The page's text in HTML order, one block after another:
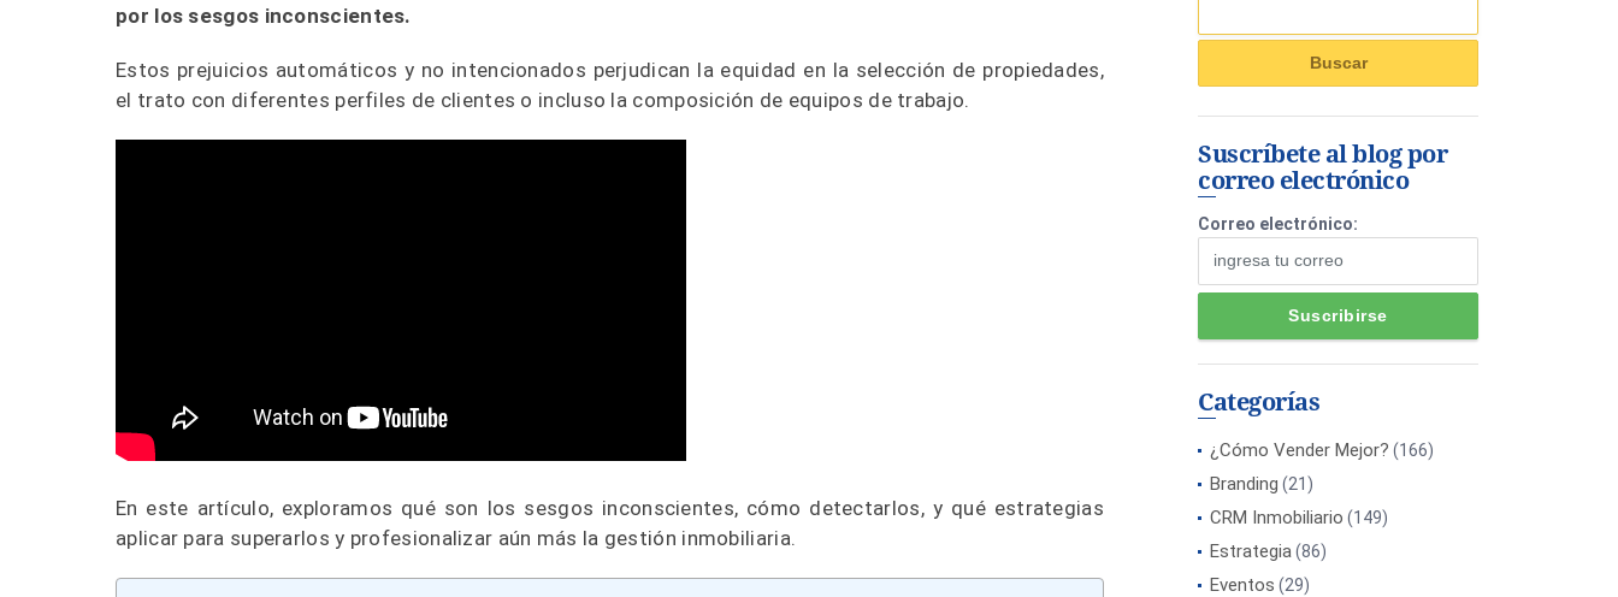
por los sesgos inconscientes.
Estos prejuicios automáticos y no intencionados perjudican la equidad en la selección de propiedades,
el trato con diferentes perfiles de clientes o incluso la composición de equipos de trabajo.
En este artículo, exploramos qué son los sesgos inconscientes, cómo detectarlos, y qué estrategias
aplicar para superarlos y profesionalizar aún más la gestión inmobiliaria.
Suscríbete al blog por
correo electrónico
Correo electrónico:
Categorías
¿Cómo Vender Mejor? (166)
Branding (21)
CRM Inmobiliario (149)
Estrategia(86)
Eventos (29)